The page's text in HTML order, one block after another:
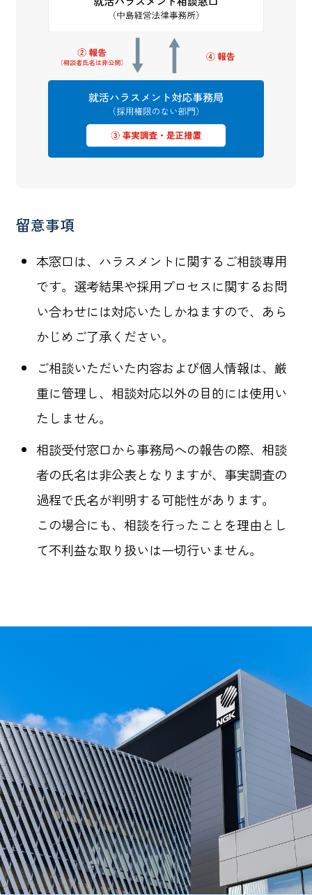
留意事項
本窓口は、ハラスメントに関するご相談専用
です。選考結果や採用プロセスに関するお問
い合わせには対応いたしかねますので、あら
かじめご了承ください。
ご相談いただいた内容および個人情報は、厳
重に管理し、相談対応以外の目的には使用い
たしません。
相談受付窓口から事務局への報告の際、相談
者の氏名は非公表となりますが、事実調査の
過程で氏名が判明する可能性があります。
この場合にも、相談を行ったことを理由とし
て不利益な取り扱いは一切行いません。